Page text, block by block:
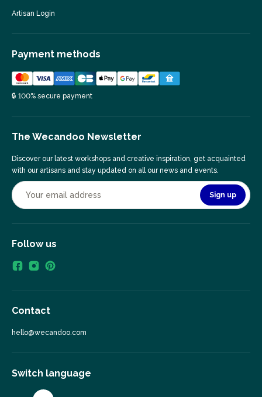
Artisan Login
Payment methods
🔒 100% secure payment
The Wecandoo Newsletter
Discover our latest workshops and creative inspiration, get acquainted
with our artisans and stay updated on all our news and events.
Sign up
Follow us
Contact
hello@wecandoo.com
Switch language